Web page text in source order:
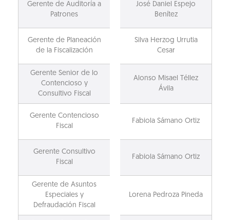
Gerente de Auditoría a
Patrones
José Daniel Espejo
Benítez
Gerente de Planeación
de la Fiscalización
Silva Herzog Urrutia
Cesar
Gerente Senior de lo
Contencioso y
Consultivo Fiscal
Alonso Misael Téllez
Ávila
Gerente Contencioso
Fiscal
Fabiola Sámano Ortiz
Gerente Consultivo
Fiscal
Fabiola Sámano Ortiz
Gerente de Asuntos
Especiales y
Defraudación Fiscal
Lorena Pedroza Pineda